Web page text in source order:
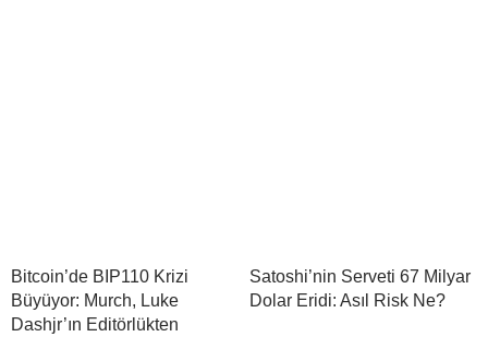
Bitcoin’de BIP110 Krizi
Büyüyor: Murch, Luke
Dashjr’ın Editörlükten
Satoshi’nin Serveti 67 Milyar
Dolar Eridi: Asıl Risk Ne?